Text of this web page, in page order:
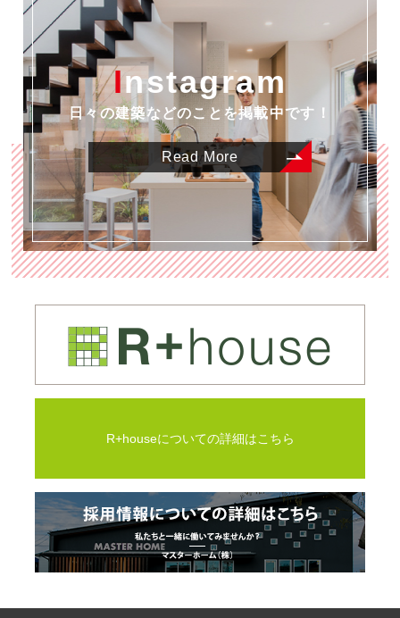
Instagram
日々の建築などのことを掲載中です！
Read More
R+houseについての詳細はこちら